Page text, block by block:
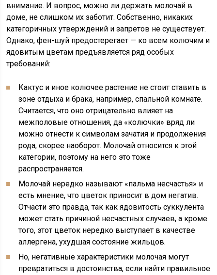
внимание. И вопрос, можно ли держать молочай в
доме, не слишком их заботит. Собственно, никаких
категоричных утверждений и запретов не существует.
Однако, фен-шуй предостерегает — ко всем колючим и
ядовитым цветам предъявляется ряд особых
требований:
Кактус и иное колючее растение не стоит ставить в
зоне отдыха и брака, например, спальной комнате.
Считается, что оно отрицательно влияет на
межполовые отношения, да «колючки» вряд ли
можно отнести к символам зачатия и продолжения
рода, скорее наоборот. Молочай относится к этой
категории, поэтому на него это тоже
распространяется.
Молочай нередко называют «пальма несчастья» и
есть мнение, что цветок приносит в дом негатив.
Отчасти это правда, так как ядовитость суккулента
может стать причиной несчастных случаев, а кроме
того, этот цветок нередко выступает в качестве
аллергена, ухудшая состояние жильцов.
Но, негативные характеристики молочая могут
превратиться в достоинства, если найти правильное